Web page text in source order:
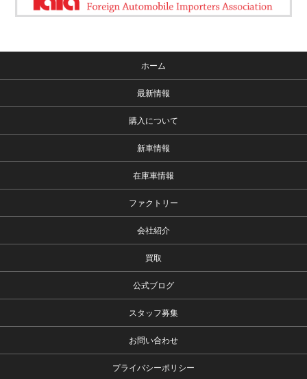
ホーム
最新情報
購入について
新車情報
在庫車情報
ファクトリー
会社紹介
買取
公式ブログ
スタッフ募集
お問い合わせ
プライバシーポリシー